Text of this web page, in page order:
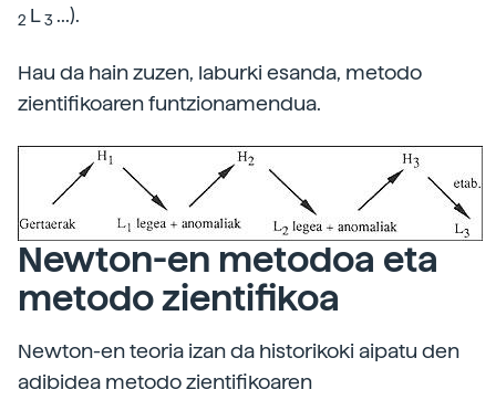
2 L3 ...).
Hau da hain zuzen, laburki esanda, metodo
zientifikoaren funtzionamendua.
Newton-en metodoa eta
metodo zientifikoa
Newton-en teoria izan da historikoki aipatu den
adibidea metodo zientifikoaren